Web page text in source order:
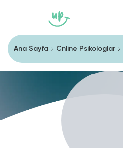
Ana Sayfa Online Psikologlar